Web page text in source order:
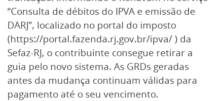
“Consulta de débitos do IPVA e emissão de
DARJ”, localizado no portal do imposto
(https://portal.fazenda.rj.gov.br/ipva/) da
Sefaz-RJ, o contribuinte consegue retirar a
guia pelo novo sistema. As GRDs geradas
antes da mudança continuam válidas para
pagamento até o seu vencimento.